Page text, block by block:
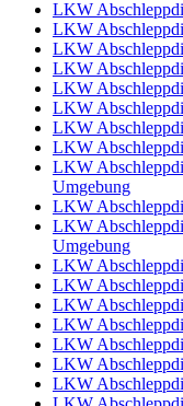
LKW
LKW
LKW
LKW
LKW
LKW
LKW
LKW
LKW
Umgebung
LKW
LKW
Umgebung
LKW
LKW
LKW
LKW
LKW
LKW
LKW